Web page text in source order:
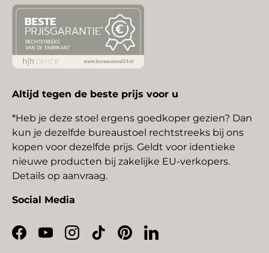
Altijd tegen de beste prijs voor u
*Heb je deze stoel ergens goedkoper gezien? Dan
kun je dezelfde bureaustoel rechtstreeks bij ons
kopen voor dezelfde prijs. Geldt voor identieke
nieuwe producten bij zakelijke EU-verkopers.
Details op aanvraag.
Social Media
Facebook
YouTubeInstagram
TikTokPinterestLinkedIn